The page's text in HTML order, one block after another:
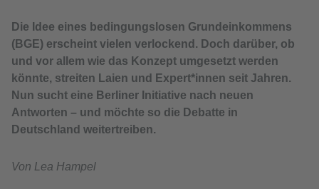
Die Idee eines bedingungslosen Grundeinkommens
(BGE) erscheint vielen verlockend. Doch darüber, ob
und vor allem wie das Konzept umgesetzt werden
könnte, streiten Laien und Expert*innen seit Jahren.
Nun sucht eine Berliner Initiative nach neuen
Antworten – und möchte so die Debatte in
Deutschland weitertreiben.
Von Lea Hampel